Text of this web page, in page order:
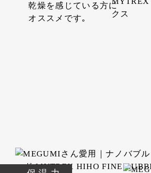
乾燥を感じている方に
オススメです｡